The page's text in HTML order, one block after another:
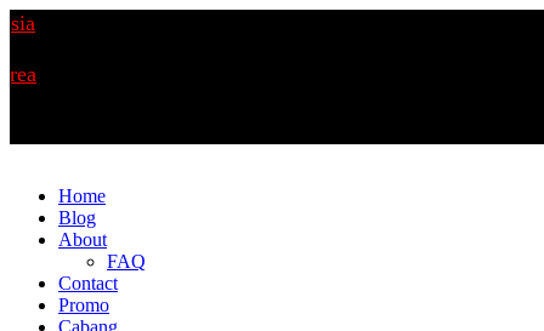
Home
Blog
About
FAQ
Contact
Promo
Cabang